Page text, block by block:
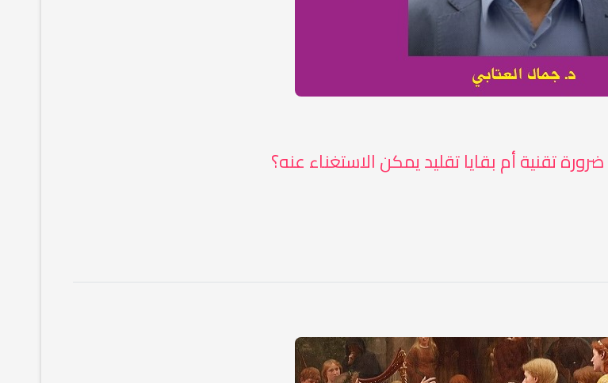
تقنية أم بقايا تقليد يمكن الاستغناء عنه؟